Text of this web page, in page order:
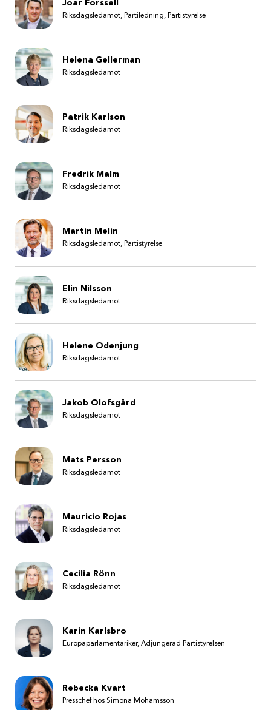
Joar Forssell
Riksdagsledamot, Partiledning, Partistyrelse
Helena Gellerman
Riksdagsledamot
Patrik Karlson
Riksdagsledamot
Fredrik Malm
Riksdagsledamot
Martin Melin
Riksdagsledamot, Partistyrelse
Elin Nilsson
Riksdagsledamot
Helene Odenjung
Riksdagsledamot
Jakob Olofsgård
Riksdagsledamot
Mats Persson
Riksdagsledamot
Mauricio Rojas
Riksdagsledamot
Cecilia Rönn
Riksdagsledamot
Karin Karlsbro
Europaparlamentariker, Adjungerad Partistyrelsen
Rebecka Kvart
Presschef hos Simona Mohamsson